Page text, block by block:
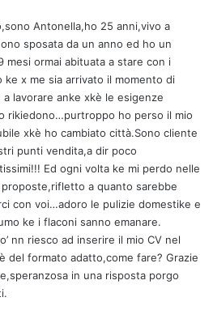
e
t
t
o
:
Antonella,ho 25 anni,vivo a
sposata da un anno ed ho un
mesi ormai abituata a stare con i
ke x me sia arrivato il momento di
a lavorare anke xkè le esigenze
rikiedono…purtroppo ho perso il mio
xkè ho cambiato città.Sono cliente
punti vendita,a dir poco
Ed ogni volta ke mi perdo nelle
a quanto sarebbe
con voi…adoro le pulizie domestike e
ke i flaconi sanno emanare.
nn riesco ad inserire il mio CV nel
del formato adatto,come fare? Grazie
in una risposta porgo